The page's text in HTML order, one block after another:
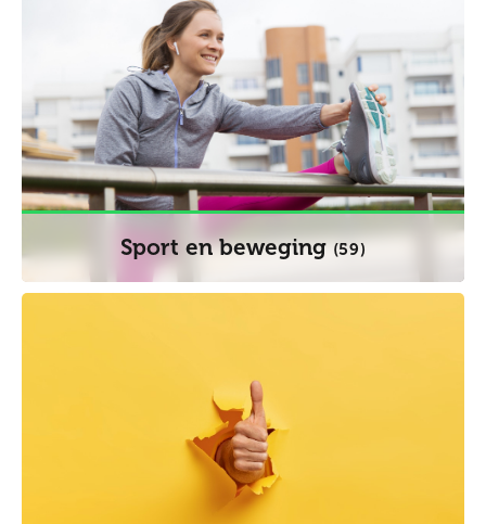
Sport en beweging(59)